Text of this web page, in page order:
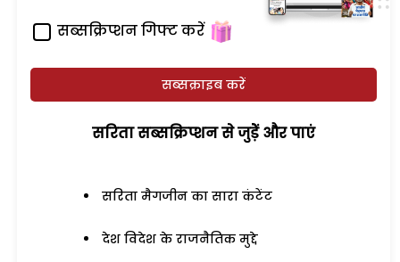
सब्सक्रिप्शन गिफ्ट करें
सब्सक्राइब करें
सरिता सब्सक्रिप्शन से जुड़ेें और पाएं
सरिता मैगजीन का सारा कंटेंट
देश विदेश के राजनैतिक मुद्दे